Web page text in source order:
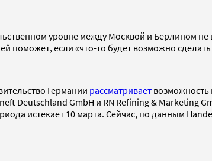
уровне между Москвой и Берлином не
если «что-то будет возможно сделать
Германии рассматривает
Deutschland GmbH и RN Refining & Marketing
истекает 10 марта. Сейчас, по данным